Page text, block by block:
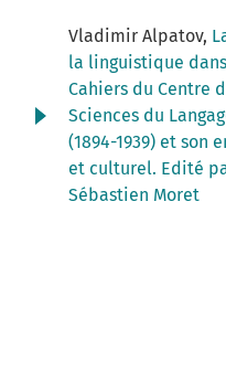
Vladimir Alpatov,
la linguistique
Cahiers du Centre
Sciences du
(1894-1939) et son
et culturel. Edité
Sébastien Moret